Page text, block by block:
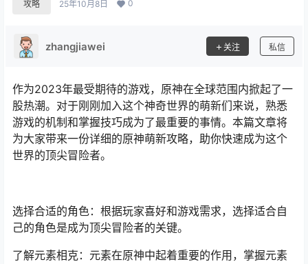
攻略 25年10月8日 0
zhangjiawei 关注 私信
作为2023年最受期待的游戏，原神在全球范围内掀起了一
股热潮。对于刚刚加入这个神奇世界的萌新们来说，熟悉
游戏的机制和掌握技巧成为了最重要的事情。本篇文章将
为大家带来一份详细的原神萌新攻略，助你快速成为这个
世界的顶尖冒险者。
选择合适的角色：根据玩家喜好和游戏需求，选择适合自
己的角色是成为顶尖冒险者的关键。
了解元素相克：元素在原神中起着重要的作用，掌握元素